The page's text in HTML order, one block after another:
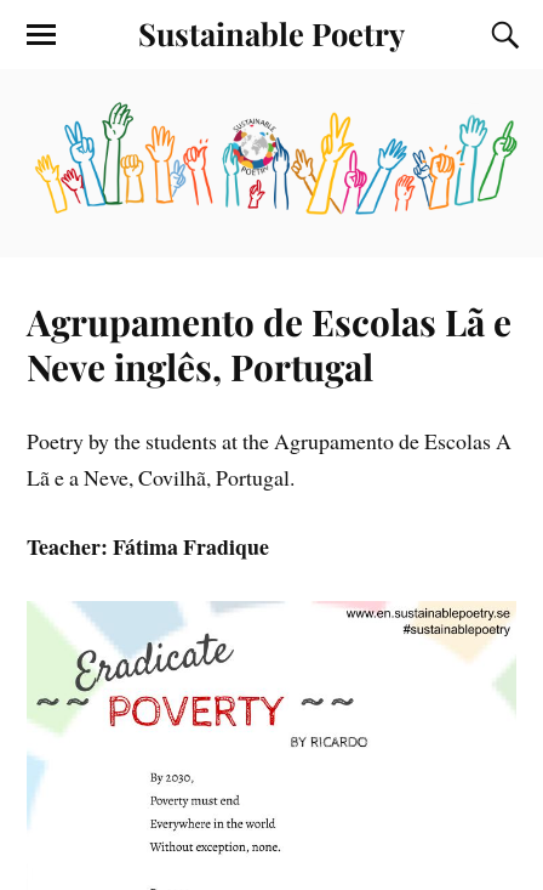
Sustainable Poetry
Agrupamento de Escolas Lã e
Neve inglês, Portugal
Poetry by the students at the Agrupamento de Escolas A
Lã e a Neve, Covilhã, Portugal.
Teacher: Fátima Fradique